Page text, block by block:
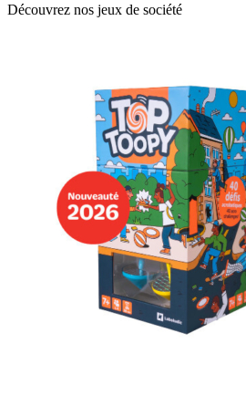
Découvrez nos jeux de société